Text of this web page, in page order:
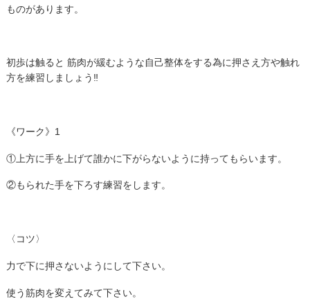
ものがあります。
初歩は触ると 筋肉が緩むような自己整体をする為に押さえ方や触れ
方を練習しましょう‼︎
《ワーク》1
①上方に手を上げて誰かに下がらないように持ってもらいます。
②もられた手を下ろす練習をします。
〈コツ〉
力で下に押さないようにして下さい。
使う筋肉を変えてみて下さい。